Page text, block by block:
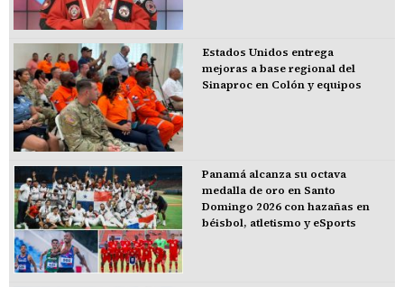
Estados Unidos entrega
mejoras a base regional del
Sinaproc en Colón y equipos
Panamá alcanza su octava
medalla de oro en Santo
Domingo 2026 con hazañas en
béisbol, atletismo y eSports